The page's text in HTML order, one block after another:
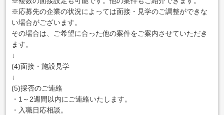
※応募先の企業の状況によっては面接・見学のご調整ができな
い場合がございます。
その場合は、ご希望に合った他の案件をご案内させていただき
ます。
↓
(4)面接・施設見学
↓
(5)採否のご連絡
・1～2週間以内にご連絡いたします。
・入職日応相談。